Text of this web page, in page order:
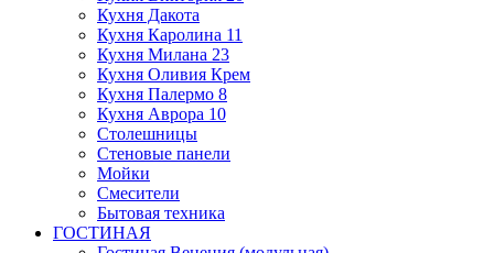
Кухня Дакота
Кухня Каролина 11
Кухня Милана 23
Кухня Оливия Крем
Кухня Палермо 8
Кухня Аврора 10
Столешницы
Стеновые панели
Мойки
Смесители
Бытовая техника
ГОСТИНАЯ